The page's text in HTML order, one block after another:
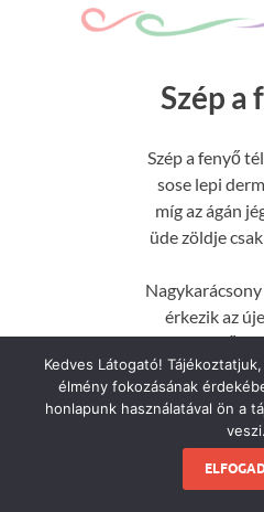
Szép a
Szép a fenyő
sose lepi
míg az ágán
üde zöldje
érkezik az
Míg a mező
a zöld fenyves
Kedves Látogató!
élmény fokozásának
honlapunk használatával ön a
veszi.